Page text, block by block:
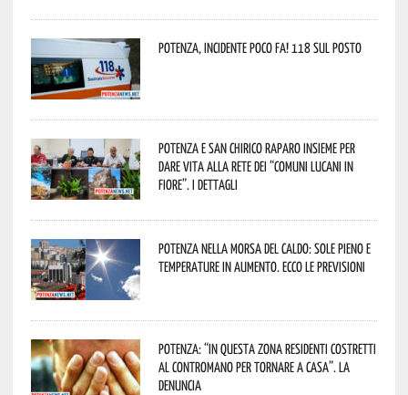
Potenza, incidente poco fa! 118 sul posto
Potenza e San Chirico Raparo insieme per
dare vita alla rete dei “Comuni Lucani in
Fiore”. I dettagli
Potenza nella morsa del caldo: sole pieno e
temperature in aumento. Ecco le previsioni
Potenza: “In questa zona residenti costretti
al contromano per tornare a casa”. La
denuncia